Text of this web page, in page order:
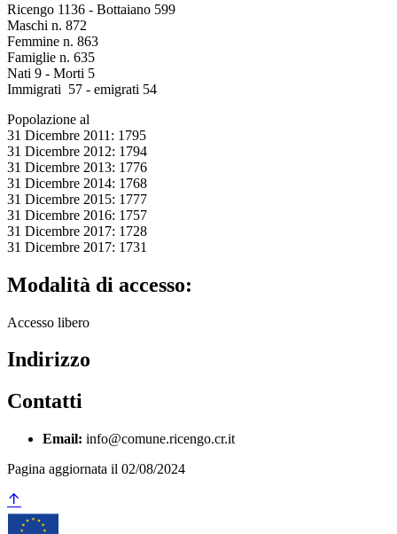
Ricengo 1136 - Bottaiano 599
Maschi n. 872
Femmine n. 863
Famiglie n. 635
Nati 9 - Morti 5
Immigrati 57 - emigrati 54
Popolazione al
31 Dicembre 2011: 1795
31 Dicembre 2012: 1794
31 Dicembre 2013: 1776
31 Dicembre 2014: 1768
31 Dicembre 2015: 1777
31 Dicembre 2016: 1757
31 Dicembre 2017: 1728
31 Dicembre 2017: 1731
Modalità di accesso:
Accesso libero
Indirizzo
Contatti
Email: info@comune.ricengo.cr.it
Pagina aggiornata il 02/08/2024